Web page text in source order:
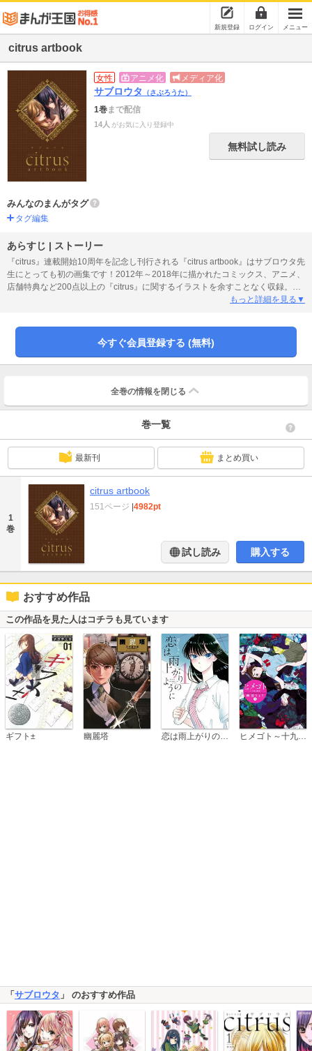
新規登録 ログイン メニュー
citrus artbook
女性 アニメ化 メディア化
サブロウタ （さぶろうた）
1巻まで配信
14人 がお気に入り登録中
無料試し読み
みんなのまんがタグ
タグ編集
あらすじ | ストーリー
『citrus』連載開始10周年を記念し刊行される『citrus artbook』はサブロウタ先
生にとっても初の画集です！2012年～2018年に描かれたコミックス、アニメ、
店舗特典など200点以上の『citrus』に関するイラストを余すことなく収録。そ
のほか当時を振り返ったサブロウタ先生のコメントなど本書だけのオリジナル
もっと詳細を見る▼
今すぐ会員登録する (無料)
全巻の情報を 閉じる
巻一覧
最新刊 まとめ買い
1
巻
citrus artbook
151ページ 4982pt
試し読み 購入する
おすすめ作品
この作品を見た人はコチラも見ています
ギフト± 幽麗塔 恋は雨上がりのように ヒメゴト～十九歳の制服～
「 サブロウタ 」 のおすすめ作品